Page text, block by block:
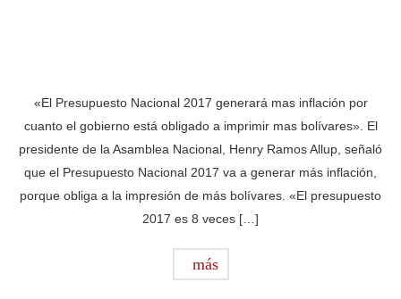
«El Presupuesto Nacional 2017 generará mas inflación por
cuanto el gobierno está obligado a imprimir mas bolívares». El
presidente de la Asamblea Nacional, Henry Ramos Allup, señaló
que el Presupuesto Nacional 2017 va a generar más inflación,
porque obliga a la impresión de más bolívares. «El presupuesto
2017 es 8 veces […]
más